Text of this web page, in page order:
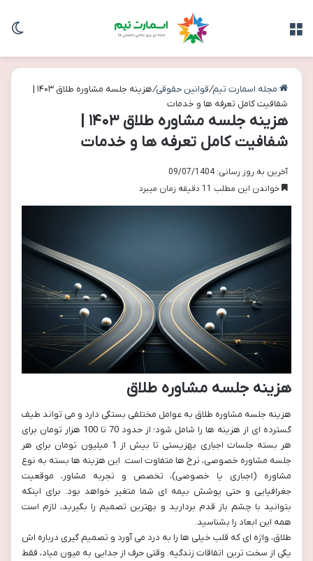
مجله اسمارت تیم/قوانین حقوقی/
هزینه جلسه مشاوره طلاق ۱۴۰۳ |
شفافیت کامل تعرفه ها و خدمات
شفافیت کامل تعرفه ها و خدمات
آخرین به روز رسانی: 09/07/1404
خواندن این مطلب 11 دقیقه زمان میبرد
هزینه جلسه مشاوره طلاق
هزینه جلسه مشاوره طلاق به عوامل مختلفی بستگی دارد و می تواند طیف
گسترده ای از هزینه ها را شامل شود؛ از حدود 70 تا 100 هزار تومان برای
هر بسته جلسات اجباری بهزیستی تا بیش از 1 میلیون تومان برای هر
جلسه مشاوره خصوصی، نرخ ها متفاوت است. این هزینه ها بسته به نوع
مشاوره (اجباری یا خصوصی)، تخصص و تجربه مشاور، موقعیت
جغرافیایی و حتی پوشش بیمه ای شما متغیر خواهد بود. برای اینکه
بتوانید با چشم باز قدم بردارید و بهترین تصمیم را بگیرید، لازم است
همه این ابعاد را بشناسید.
طلاق، واژه ای که قلب خیلی ها را به درد می آورد و تصمیم گیری درباره اش
یکی از سخت ترین اتفاقات زندگیه. وقتی حرف از جدایی به میون میاد، فقط